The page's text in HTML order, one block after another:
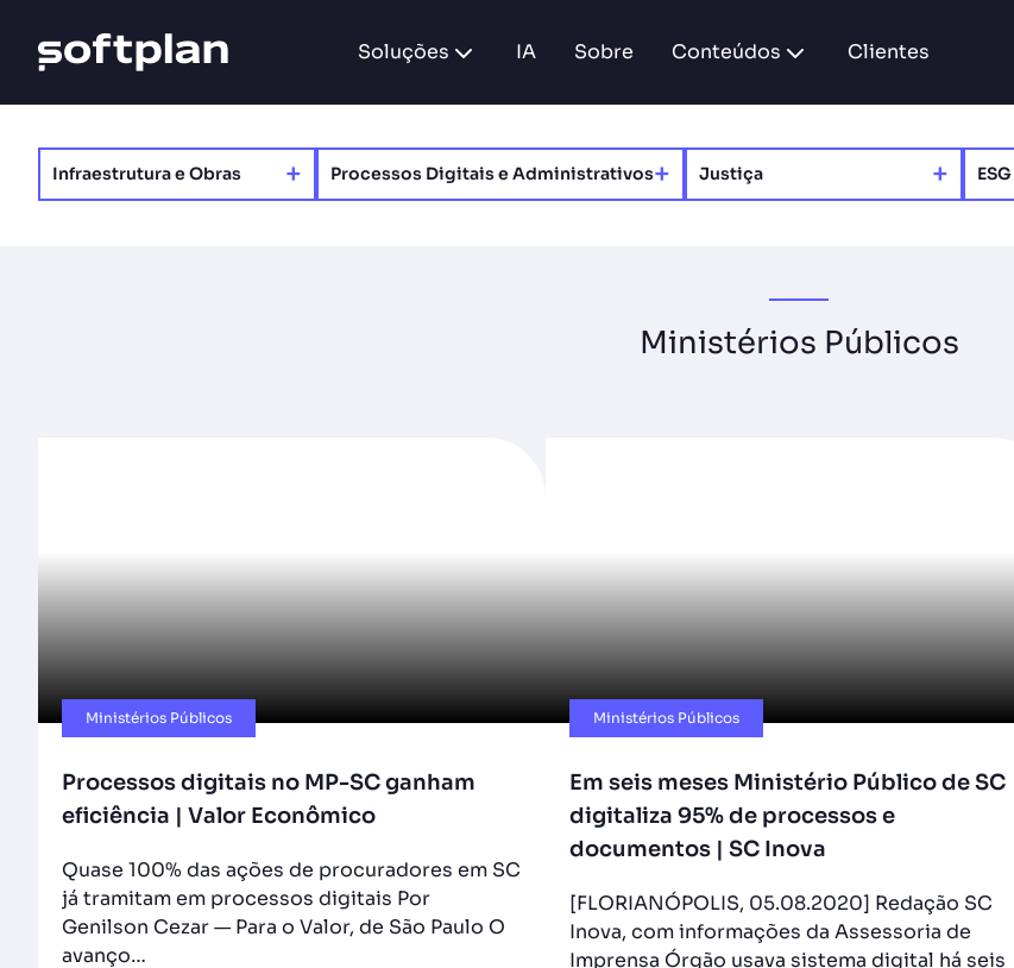
Soluções IA Sobre Conteúdos Clientes
Infraestrutura e Obras + Processos Digitais e Administrativos​+ Justiça + ESG
Ministérios Públicos​
Ministérios Públicos​
Processos digitais no MP-SC ganham
eficiência | Valor Econômico
Quase 100% das ações de procuradores em SC
já tramitam em processos digitais Por
Genilson Cezar — Para o Valor, de São Paulo O
avanço…
Ministérios Públicos​
Em seis meses Ministério Público de SC
digitaliza 95% de processos e
documentos | SC Inova
[FLORIANÓPOLIS, 05.08.2020] Redação SC
Inova, com informações da Assessoria de
Imprensa Órgão usava sistema digital há seis